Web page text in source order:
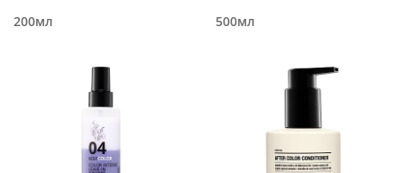
200мл 500мл